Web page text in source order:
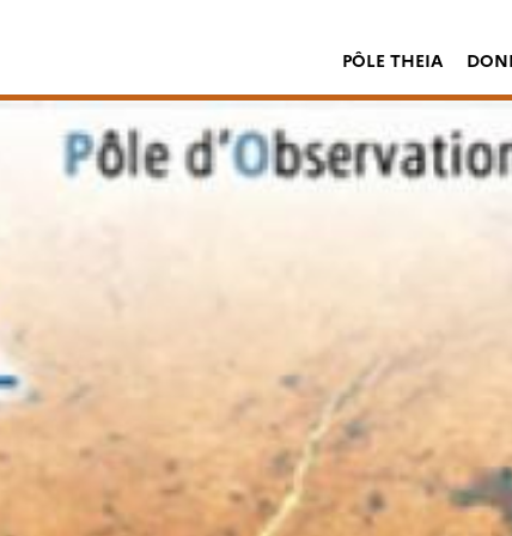
PÔLE THEIA